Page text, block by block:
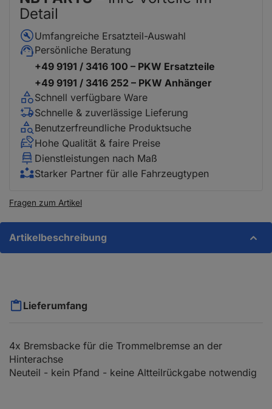
Detail
Umfangreiche Ersatzteil-Auswahl
Persönliche Beratung
+49 9191 / 3416 100 – PKW Ersatzteile
+49 9191 / 3416 252 – PKW Anhänger
Schnell verfügbare Ware
Schnelle & zuverlässige Lieferung
Benutzerfreundliche Produktsuche
Hohe Qualität & faire Preise
Dienstleistungen nach Maß
Starker Partner für alle Fahrzeugtypen
Fragen zum Artikel
Artikelbeschreibung
Lieferumfang
4x Bremsbacke für die Trommelbremse an der
Hinterachse
Neuteil - kein Pfand - keine Altteilrückgabe notwendig